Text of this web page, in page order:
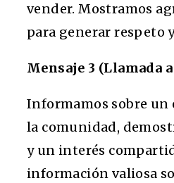
vender. Mostramos
para generar respeto
Mensaje 3 (Llamada
Informamos sobre un
la comunidad,
y un interés
información valiosa